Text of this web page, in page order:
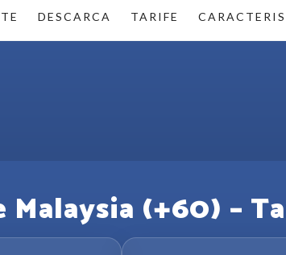
DESCARCA TARIFE
(+60) –